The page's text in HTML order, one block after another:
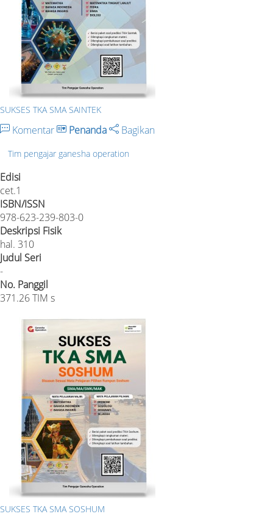
SUKSES TKA SMA SAINTEK
Komentar Penanda Bagikan
Tim pengajar ganesha operation
Edisi
cet.1
ISBN/ISSN
978-623-239-803-0
Deskripsi Fisik
hal. 310
Judul Seri
-
No. Panggil
371.26 TIM s
SUKSES TKA SMA SOSHUM